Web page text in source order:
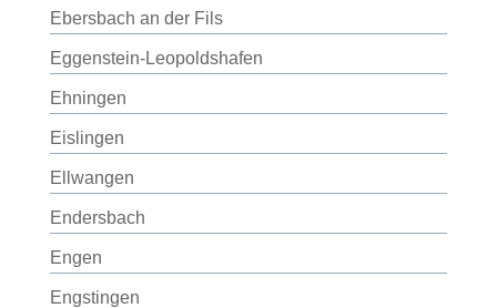
Ebersbach an der Fils
Eggenstein-Leopoldshafen
Ehningen
Eislingen
Ellwangen
Endersbach
Engen
Engstingen